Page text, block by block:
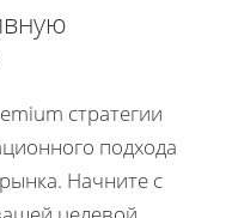
стратегии
подхода
Начните с